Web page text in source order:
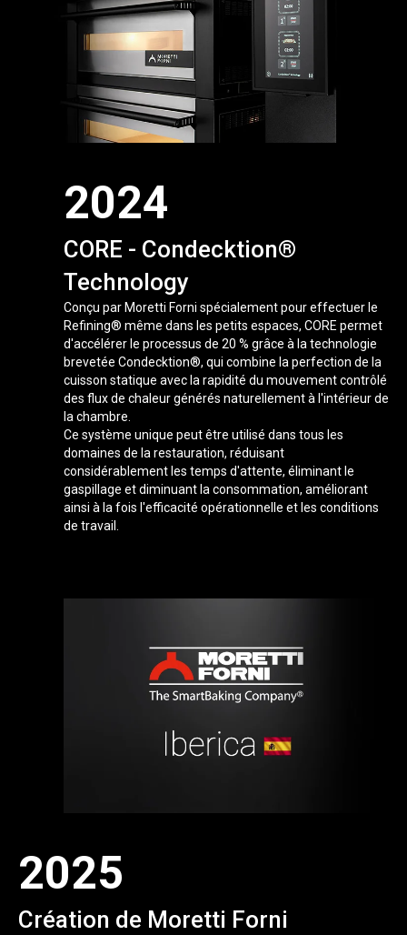
2024
CORE - Condecktion®
Technology
Conçu par Moretti Forni spécialement pour effectuer le
Refining® même dans les petits espaces, CORE permet
d'accélérer le processus de 20 % grâce à la technologie
brevetée Condecktion®, qui combine la perfection de la
cuisson statique avec la rapidité du mouvement contrôlé
des flux de chaleur générés naturellement à l'intérieur de
la chambre.
Ce système unique peut être utilisé dans tous les
domaines de la restauration, réduisant
considérablement les temps d'attente, éliminant le
gaspillage et diminuant la consommation, améliorant
ainsi à la fois l'efficacité opérationnelle et les conditions
de travail.
2025
Création de Moretti Forni